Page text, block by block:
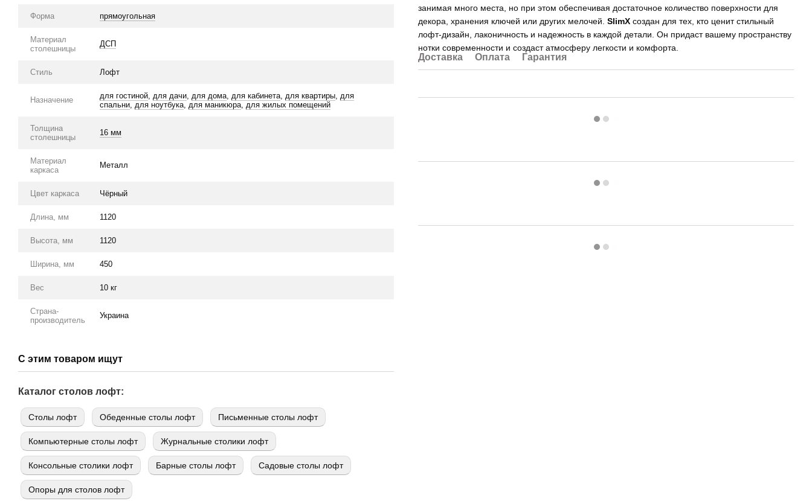
Форма прямоугольная
Материал
столешницы
ДСП
Стиль Лофт
Назначение для гостиной, для дачи, для дома, для кабинета, для квартиры, для
спальни, для ноутбука, для маникюра, для жилых помещений
Толщина
столешницы
16 мм
Материал
каркаса
Металл
Цвет каркаса Чёрный
Длина, мм 1120
Высота, мм 1120
Ширина, мм 450
Вес 10 кг
Страна-
производитель
Украина
С этим товаром ищут
Каталог столов лофт:
Cтолы лофт Обеденные столы лофт Письменные столы лофт
Компьютерные столы лофт Журнальные столики лофт
Консольные столики лофт Барные столы лофт Садовые столы лофт
Опоры для столов лофт
занимая много места, но при этом обеспечивая достаточное количество поверхности для
декора, хранения ключей или других мелочей. SlimX создан для тех, кто ценит стильный
лофт-дизайн, лаконичность и надежность в каждой детали. Он придаст вашему пространству
нотки современности и создаст атмосферу легкости и комфорта.
Доставка Оплата Гарантия